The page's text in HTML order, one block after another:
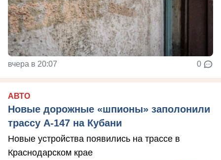
вчера в 20:07 0
АВТО
Новые дорожные «шпионы» заполонили
трассу А-147 на Кубани
Новые устройства появились на трассе в
Краснодарском крае